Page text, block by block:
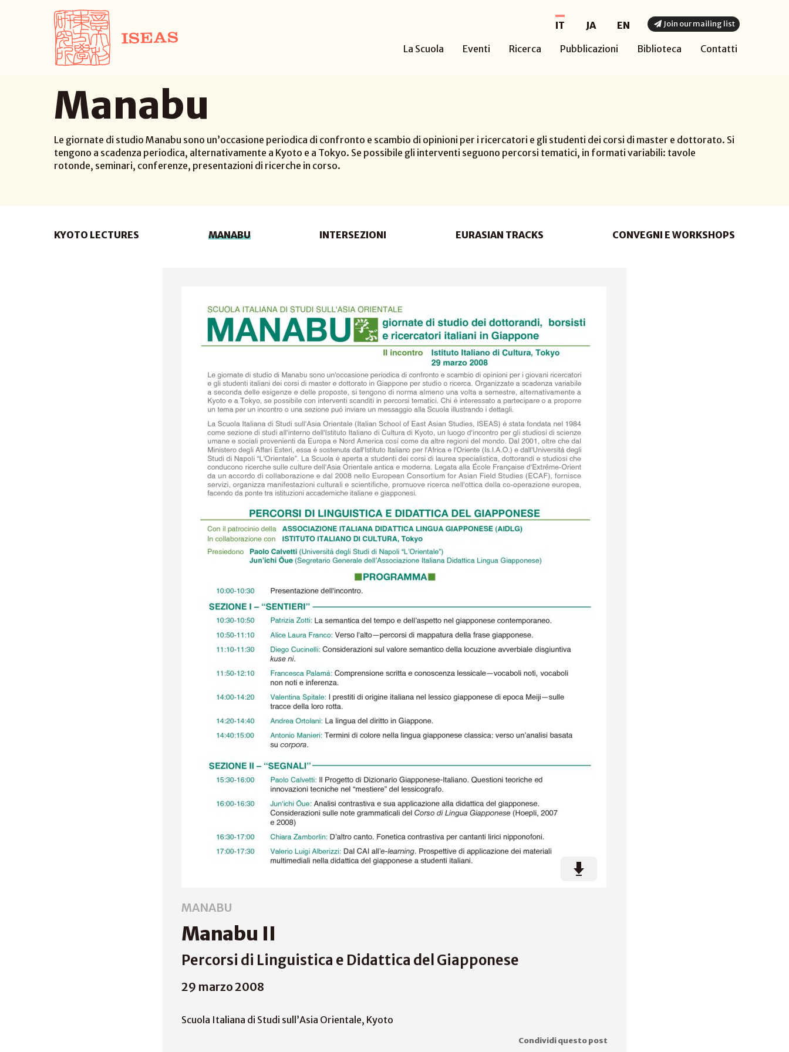
IT JA
EN
La Scuola
Eventi Ricerca Pubblicazioni Biblioteca Contatti
Join our mailing list
Manabu
Le giornate di studio Manabu sono un’occasione periodica di confronto e scambio di opinioni per i ricercatori e gli studenti dei corsi di master e dottorato. Si
tengono a scadenza periodica, alternativamente a Kyoto e a Tokyo. Se possibile gli interventi seguono percorsi tematici, in formati variabili: tavole
rotonde, seminari, conferenze, presentazioni di ricerche in corso.
KYOTO LECTURES MANABU INTERSEZIONI EURASIAN TRACKS CONVEGNI E WORKSHOPS
MANABU
Manabu II
Percorsi di Linguistica e Didattica del Giapponese
29 marzo 2008
Scuola Italiana di Studi sull’Asia Orientale, Kyoto
Condividi questo post